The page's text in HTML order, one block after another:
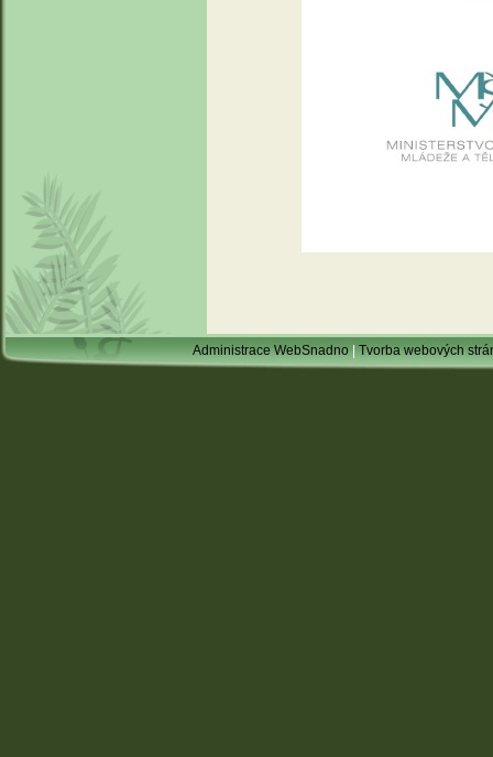
Administrace WebSnadno|Tvorba webových